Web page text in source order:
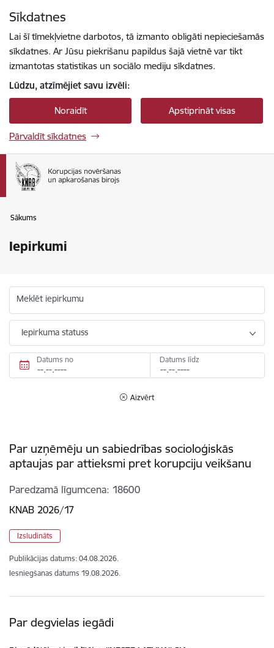
Sīkdatnes
Lai šī tīmekļvietne darbotos, tā izmanto obligāti nepieciešamās
sīkdatnes. Ar Jūsu piekrišanu papildus šajā vietnē var tikt
izmantotas statistikas un sociālo mediju sīkdatnes.
Lūdzu, atzīmējiet savu izvēli:
Noraidīt Apstiprināt visas
Pārvaldīt sīkdatnes
Sākums
Iepirkumi
Meklēt iepirkumu
Iepirkuma statuss
Datums no Datums līdz
Aizvērt
Par uzņēmēju un sabiedrības socioloģiskās
aptaujas par attieksmi pret korupciju veikšanu
Paredzamā līgumcena 18600
KNAB 2026/17
Izsludināts
Publikācijas datums: 04.08.2026.
Iesniegšanas datums 19.08.2026.
Par degvielas iegādi